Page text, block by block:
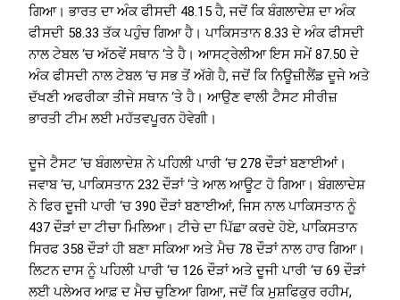
ਗਿਆ। ਭਾਰਤ ਦਾ ਅੰਕ ਫੀਸਦੀ 48.15 ਹੈ, ਜਦੋਂ ਕਿ ਬੰਗਲਾਦੇਸ਼ ਦਾ ਅੰਕ
ਫੀਸਦੀ 58.33 ਤੱਕ ਪਹੁੰਚ ਗਿਆ ਹੈ। ਪਾਕਿਸਤਾਨ 8.33 ਦੇ ਅੰਕ ਫੀਸਦੀ
ਨਾਲ ਟੇਬਲ ‘ਚ ਅੱਠਵੇਂ ਸਥਾਨ ‘ਤੇ ਹੈ। ਆਸਟ੍ਰੇਲੀਆ ਇਸ ਸਮੇਂ 87.50 ਦੇ
ਅੰਕ ਫੀਸਦੀ ਨਾਲ ਟੇਬਲ ‘ਚ ਸਭ ਤੋਂ ਅੱਗੇ ਹੈ, ਜਦੋਂ ਕਿ ਨਿਊਜ਼ੀਲੈਂਡ ਦੂਜੇ ਅਤੇ
ਦੱਖਣੀ ਅਫਰੀਕਾ ਤੀਜੇ ਸਥਾਨ ‘ਤੇ ਹੈ। ਆਉਣ ਵਾਲੀ ਟੈਸਟ ਸੀਰੀਜ਼
ਭਾਰਤੀ ਟੀਮ ਲਈ ਮਹੱਤਵਪੂਰਨ ਹੋਵੇਗੀ।
ਦੂਜੇ ਟੈਸਟ ‘ਚ ਬੰਗਲਾਦੇਸ਼ ਨੇ ਪਹਿਲੀ ਪਾਰੀ ‘ਚ 278 ਦੌੜਾਂ ਬਣਾਈਆਂ।
ਜਵਾਬ ‘ਚ, ਪਾਕਿਸਤਾਨ 232 ਦੌੜਾਂ ‘ਤੇ ਆਲ ਆਊਟ ਹੋ ਗਿਆ। ਬੰਗਲਾਦੇਸ਼
ਨੇ ਫਿਰ ਦੂਜੀ ਪਾਰੀ ‘ਚ 390 ਦੌੜਾਂ ਬਣਾਈਆਂ, ਜਿਸ ਨਾਲ ਪਾਕਿਸਤਾਨ ਨੂੰ
437 ਦੌੜਾਂ ਦਾ ਟੀਚਾ ਮਿਲਿਆ। ਟੀਚੇ ਦਾ ਪਿੱਛਾ ਕਰਦੇ ਹੋਏ, ਪਾਕਿਸਤਾਨ
ਸਿਰਫ 358 ਦੌੜਾਂ ਹੀ ਬਣਾ ਸਕਿਆ ਅਤੇ ਮੈਚ 78 ਦੌੜਾਂ ਨਾਲ ਹਾਰ ਗਿਆ।
ਲਿਟਨ ਦਾਸ ਨੂੰ ਪਹਿਲੀ ਪਾਰੀ ‘ਚ 126 ਦੌੜਾਂ ਅਤੇ ਦੂਜੀ ਪਾਰੀ ‘ਚ 69 ਦੌੜਾਂ
ਲਈ ਪਲੇਅਰ ਆਫ਼ ਦ ਮੈਚ ਚੁਣਿਆ ਗਿਆ, ਜਦੋਂ ਕਿ ਮੁਸ਼ਫਿਕੁਰ ਰਹੀਮ,